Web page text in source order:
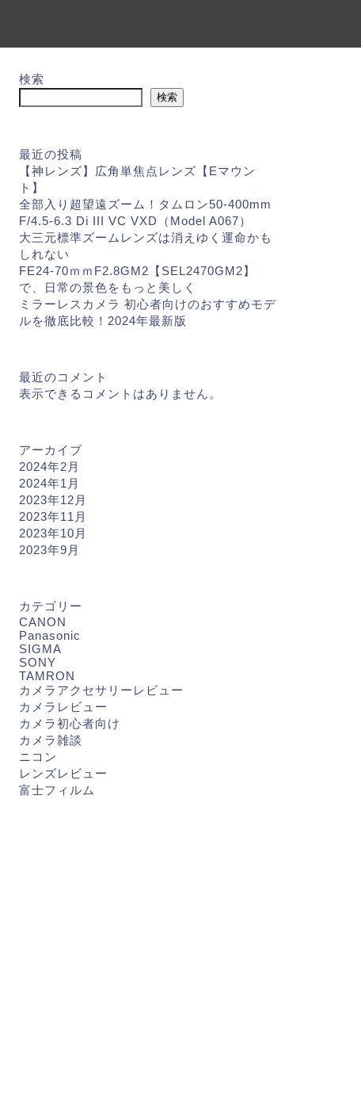
検索
検索
最近の投稿
【神レンズ】広角単焦点レンズ【Eマウン
ト】
全部入り超望遠ズーム！タムロン50-400mm
F/4.5-6.3 Di III VC VXD（Model A067）
大三元標準ズームレンズは消えゆく運命かも
しれない
FE24-70ｍｍF2.8GM2【SEL2470GM2】
で、日常の景色をもっと美しく
ミラーレスカメラ 初心者向けのおすすめモデ
ルを徹底比較！2024年最新版
最近のコメント
表示できるコメントはありません。
アーカイブ
2024年2月
2024年1月
2023年12月
2023年11月
2023年10月
2023年9月
カテゴリー
CANON
Panasonic
SIGMA
SONY
TAMRON
カメラアクセサリーレビュー
カメラレビュー
カメラ初心者向け
カメラ雑談
ニコン
レンズレビュー
富士フィルム